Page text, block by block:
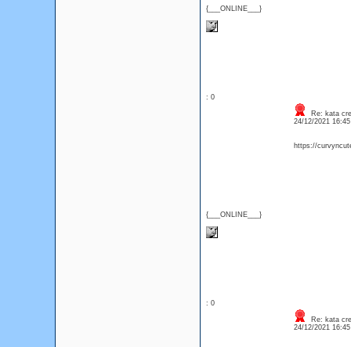
{___ONLINE___}
: 0
{___ONLINE___}
Re: kata
24/12/2021
https://
: 0
Re: kata
24/12/2021